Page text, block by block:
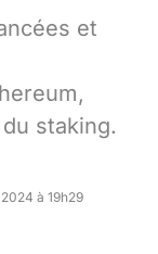
et
staking.
à 19h29